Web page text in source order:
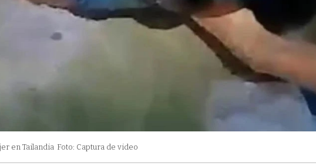
en Tailandia Foto: Captura de video